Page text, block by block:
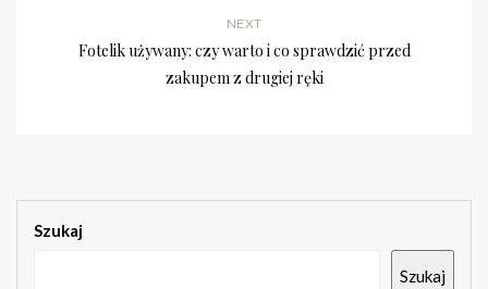
NEXT
Fotelik używany: czy warto i co sprawdzić przed
zakupem z drugiej ręki
Szukaj
Szukaj